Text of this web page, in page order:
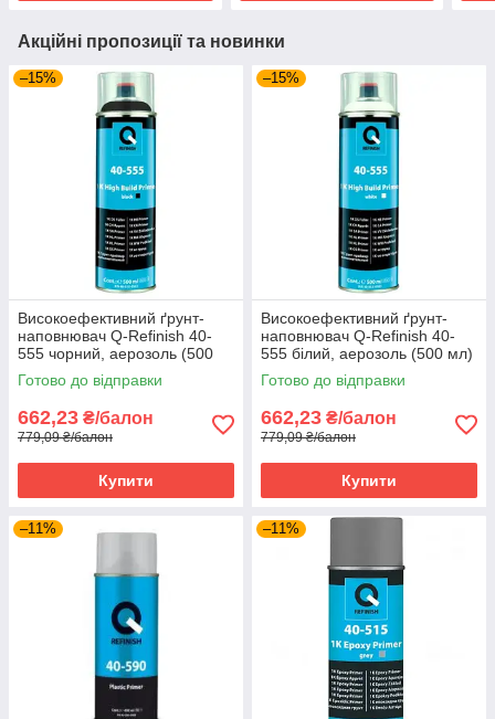
Акційні пропозиції та новинки
–15%
Високоефективний ґрунт-
наповнювач Q-Refinish 40-
555 чорний, аерозоль (500
мл)
Готово до відправки
662,23 ₴/балон
779,09 ₴/балон
Купити
–15%
Високоефективний ґрунт-
наповнювач Q-Refinish 40-
555 білий, аерозоль (500 мл)
Готово до відправки
662,23 ₴/балон
779,09 ₴/балон
Купити
–11% –11%